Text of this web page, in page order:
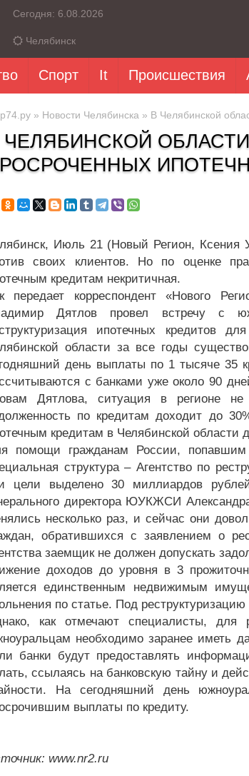
Сегодня: 6.08.2026
Челябинск
Спорт It Происшествия
» Новости Челябинска » В Челябинской
ЧЕЛЯБИНСКОЙ
Июль 21 (Новый Регион,
своих клиентов. Но по оценке
кредитам некритичная.
передает корреспондент «Нового
Дятлов провел встречу с
ипотечных кредитов
области за все годы
день выплаты по 1 тысяче 35
с банками уже около 90
Дятлова, ситуация в регионе не
по кредитам доходит до
кредитам в Челябинской области
помощи гражданам России,
структура – Агентство по
цели выделено 30 миллиардов
директора ЮУКЖСИ
несколько раз, и сейчас они
обратившихся с заявлением о
заемщик не должен допускать
доходов до уровня в 3
единственным недвижимым
по статье. Под
как отмечают специалисты, для
необходимо заранее иметь
банки будут предоставлять
ссылаясь на банковскую тайну и
На сегодняшний день
выплаты по кредиту.
www.nr2.ru